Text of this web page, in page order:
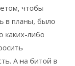
чтобы
в планы, было
каких-либо
А на битой в